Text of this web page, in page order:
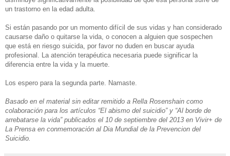
un trastorno en la edad adulta.
Si están pasando por un momento difícil de sus vidas y han considerado
causarse daño o quitarse la vida, o conocen a alguien que sospechen
que está en riesgo suicida, por favor no duden en buscar ayuda
profesional. La atención terapéutica necesaria puede significar la
diferencia entre la vida y la muerte.
Los espero para la segunda parte. Namaste.
Basado en el material sin editar remitido a Rella Rosenshain como
colaboración para los artículos “El abismo del suicidio” y “Al borde de
arrebatarse la vida” publicados el 10 de septiembre del 2013 en Vivir+ de
La Prensa en conmemoración al Dia Mundial de la Prevencion del
Suicidio.